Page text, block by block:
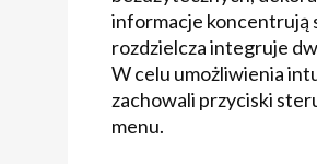
informacje koncentrują
rozdzielcza integruje
W celu umożliwienia
zachowali przyciski
menu.